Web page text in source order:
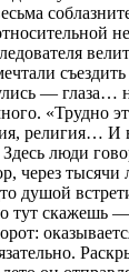
— глаза…
«Трудно
религия… И
люди
через тысячи
душой
тут скажешь